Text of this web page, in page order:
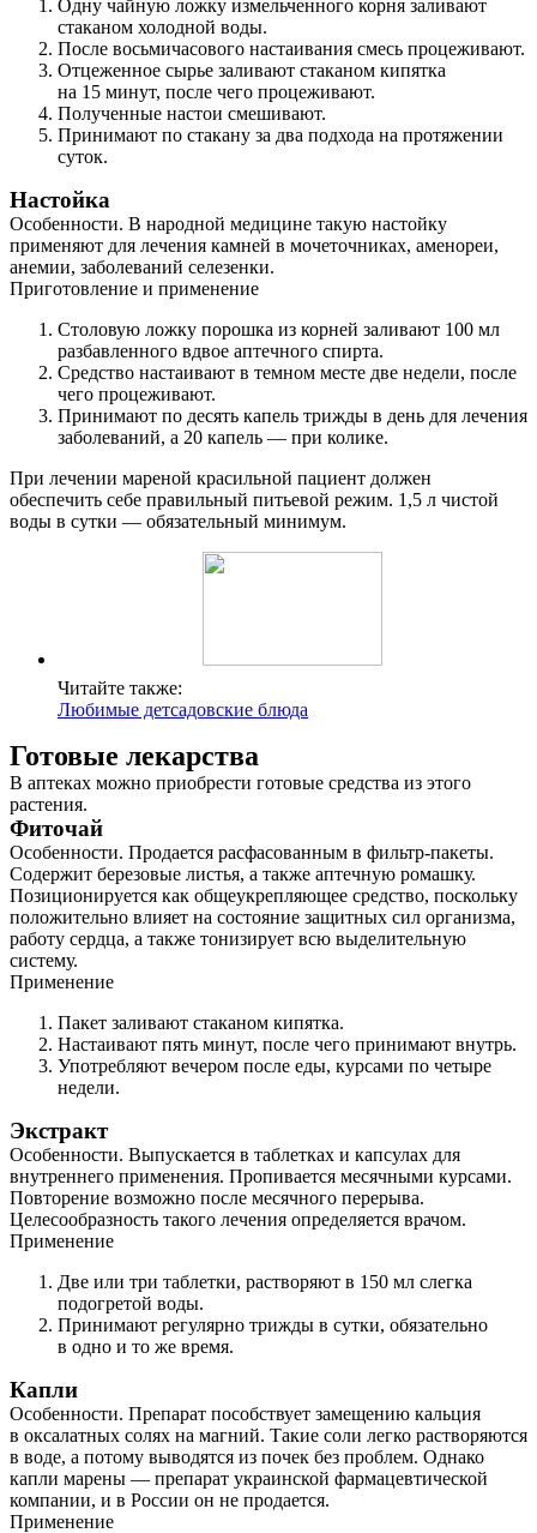
Одну чайную ложку измельченного корня заливают
стаканом холодной воды.
После восьмичасового настаивания смесь процеживают.
Отцеженное сырье заливают стаканом кипятка
на 15 минут, после чего процеживают.
Полученные настои смешивают.
Принимают по стакану за два подхода на протяжении
суток.
Настойка
Особенности. В народной медицине такую настойку
применяют для лечения камней в мочеточниках, аменореи,
анемии, заболеваний селезенки.
Приготовление и применение
Столовую ложку порошка из корней заливают 100 мл
разбавленного вдвое аптечного спирта.
Средство настаивают в темном месте две недели, после
чего процеживают.
Принимают по десять капель трижды в день для лечения
заболеваний, а 20 капель — при колике.
При лечении мареной красильной пациент должен
обеспечить себе правильный питьевой режим. 1,5 л чистой
воды в сутки — обязательный минимум.
Читайте также:
Любимые детсадовские блюда
Готовые лекарства
В аптеках можно приобрести готовые средства из этого
растения.
Фиточай
Особенности. Продается расфасованным в фильтр-пакеты.
Содержит березовые листья, а также аптечную ромашку.
Позиционируется как общеукрепляющее средство, поскольку
положительно влияет на состояние защитных сил организма,
работу сердца, а также тонизирует всю выделительную
систему.
Применение
Пакет заливают стаканом кипятка.
Настаивают пять минут, после чего принимают внутрь.
Употребляют вечером после еды, курсами по четыре
недели.
Экстракт
Особенности. Выпускается в таблетках и капсулах для
внутреннего применения. Пропивается месячными курсами.
Повторение возможно после месячного перерыва.
Целесообразность такого лечения определяется врачом.
Применение
Две или три таблетки, растворяют в 150 мл слегка
подогретой воды.
Принимают регулярно трижды в сутки, обязательно
в одно и то же время.
Капли
Особенности. Препарат пособствует замещению кальция
в оксалатных солях на магний. Такие соли легко растворяются
в воде, а потому выводятся из почек без проблем. Однако
капли марены — препарат украинской фармацевтической
компании, и в России он не продается.
Применение